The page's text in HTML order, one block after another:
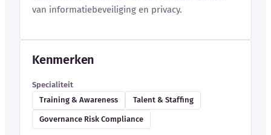
van informatiebeveiliging en privacy.
Kenmerken
Specialiteit
Training & Awareness
Talent & Staffing
Governance Risk Compliance